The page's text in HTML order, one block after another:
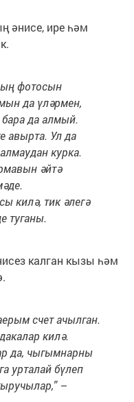
әнисе, ире һәм
фотосын
да үләрмен,
да алмый.
авырта. Ул да
курка.
әйтә
килә, тик әлегә
туганы.
калган кызы һәм
счет ачылган.
килә.
да, чыгымнарны
урталай бүлеп
–